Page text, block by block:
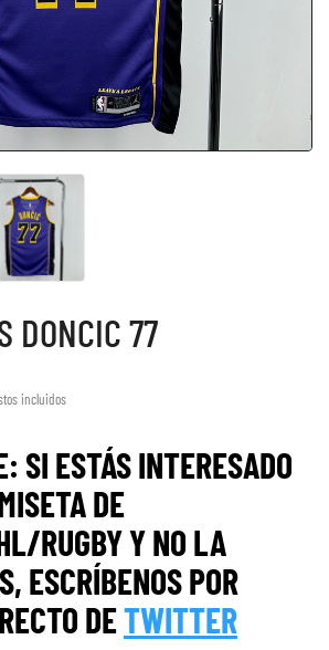
DONCIC 77
incluidos
SI ESTÁS INTERESADO
DE
RUGBY Y NO LA
ESCRÍBENOS POR
DETWITTER